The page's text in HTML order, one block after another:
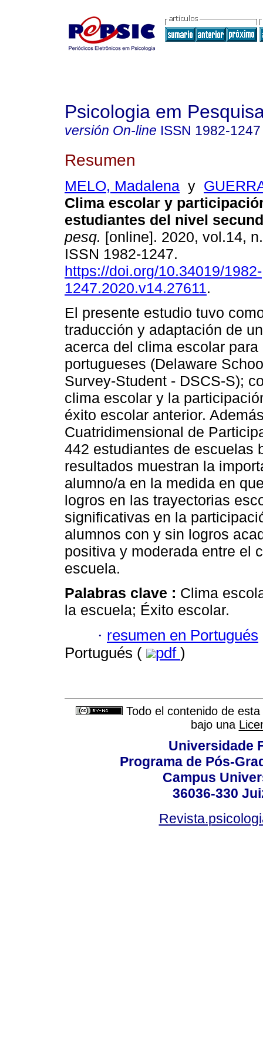
Psicologia em
versión On-line ISSN 1982-1247
Resumen
MELO, Madalena y
Clima escolar y
estudiantes del nivel
pesq. [online]. 2020, vol.14,
ISSN 1982-1247.
https://doi.org/10.34019/1982-
1247.2020.v14.27611.
El presente estudio tuvo
traducción y adaptación de
acerca del clima escolar
portugueses (Delaware
Survey-Student - DSCS-S);
clima escolar y la
éxito escolar anterior.
Cuatridimensional de
442 estudiantes de escuelas
resultados muestran la
alumno/a en la medida en
logros en las trayectorias
significativas en la
alumnos con y sin logros
positiva y moderada entre el
escuela.
Palabras clave : Clima
la escuela; Éxito escolar.
· resumen en Portugués
Portugués (
pdf )
Todo el contenido de
bajo una
Universidade
Programa de Pós-
Campus
36036-330